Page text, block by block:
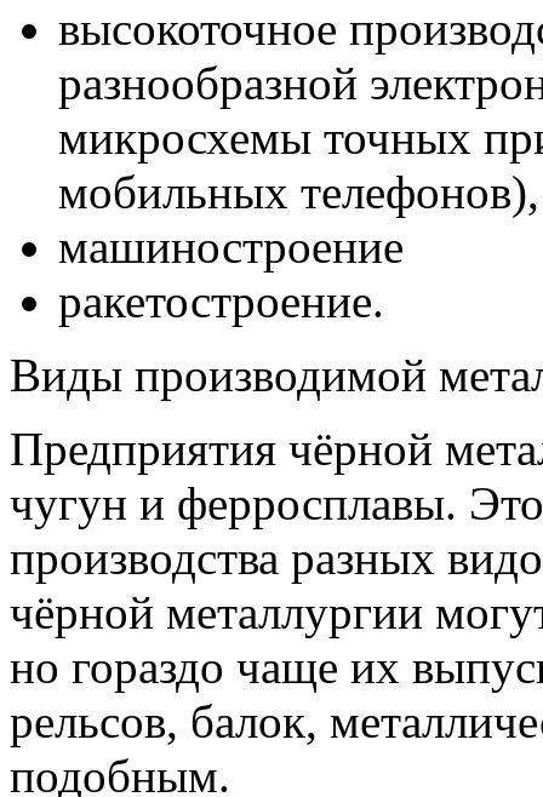
высокоточное
разнообразной
микросхемы точных
мобильных телефонов),
машиностроение
ракетостроение.
Виды производимой
Предприятия чёрной
чугун и ферросплавы.
производства разных
чёрной металлургии
но гораздо чаще их
рельсов, балок,
подобным.